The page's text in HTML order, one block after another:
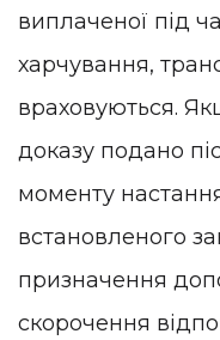
виплаченої під
харчування,
враховуються.
доказу подано
моменту
встановленого
призначення
скорочення